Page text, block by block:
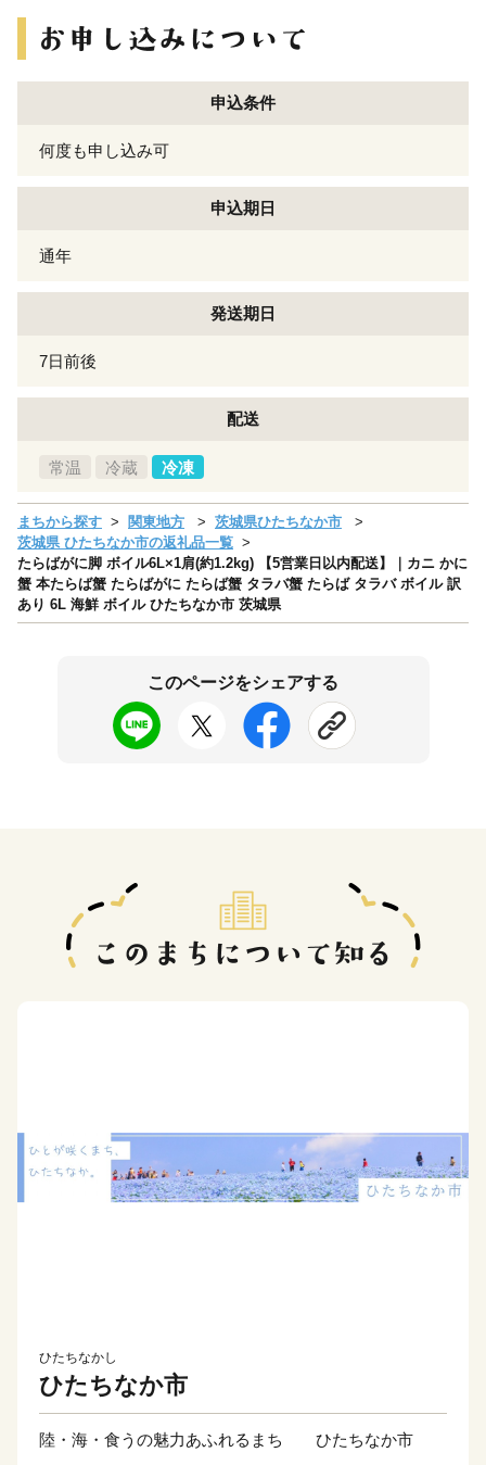
申込条件
何度も申し込み可
申込期日
通年
発送期日
7日前後
配送
常温 冷蔵 冷凍
まちから探す 関東地方
茨城県ひたちなか市
茨城県 ひたちなか市の返礼品一覧
たらばがに脚 ボイル6L×1肩(約1.2kg) 【5営業日以内配送】｜カニ かに
蟹 本たらば蟹 たらばがに たらば蟹 タラバ蟹 たらば タラバ ボイル 訳
あり 6L 海鮮 ボイル ひたちなか市 茨城県
このページをシェアする
ひたちなかし
ひたちなか市
陸・海・食うの魅力あふれるまち ひたちなか市